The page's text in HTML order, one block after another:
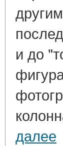
и до
далее